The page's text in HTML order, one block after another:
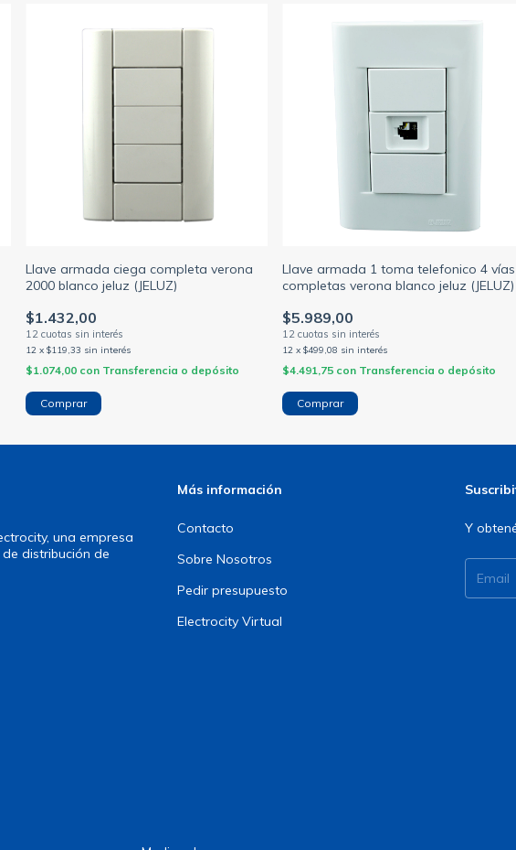
Llave armada ciega completa verona
2000 blanco jeluz (JELUZ)
$1.432,00
12 x $119,33 sin interés
$1.074,00 con Transferencia o depósito
Llave armada 1 toma telefonico 4 vías
completas verona blanco jeluz (JELUZ)
$5.989,00
12 x $499,08 sin interés
$4.491,75 con Transferencia o depósito
una empresa
distribución de
Más información
Contacto
Sobre Nosotros
Pedir presupuesto
Electrocity Virtual
Y